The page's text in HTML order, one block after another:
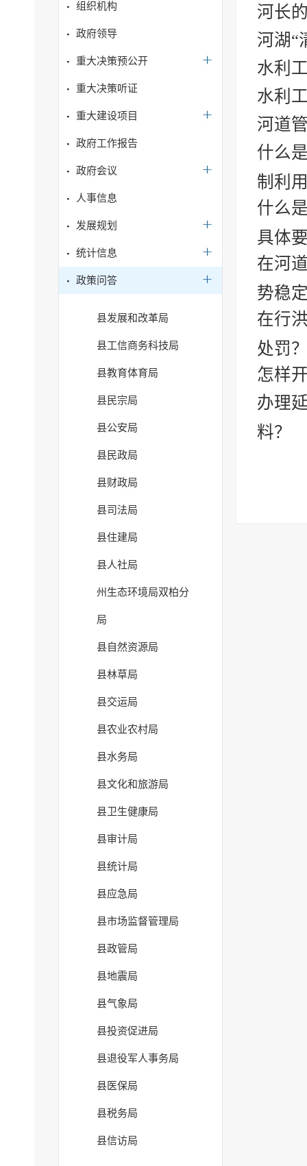
组织机构
政府领导
重大决策预公开
重大决策听证
重大建设项目
政府工作报告
政府会议
人事信息
发展规划
统计信息
政策问答
县发展和改革局
县工信商务科技局
县教育体育局
县民宗局
县公安局
县民政局
县财政局
县司法局
县住建局
县人社局
州生态环境局双柏分
局
县自然资源局
县林草局
县交运局
县农业农村局
县水务局
县文化和旅游局
县卫生健康局
县审计局
县统计局
县应急局
县市场监督管理局
县政管局
县地震局
县气象局
县投资促进局
县退役军人事务局
县医保局
县税务局
县信访局
河长
河湖“
水利
水利
河道
什么
制利
什么
具体
在河
势稳
在行
处罚
怎样
办理
料？